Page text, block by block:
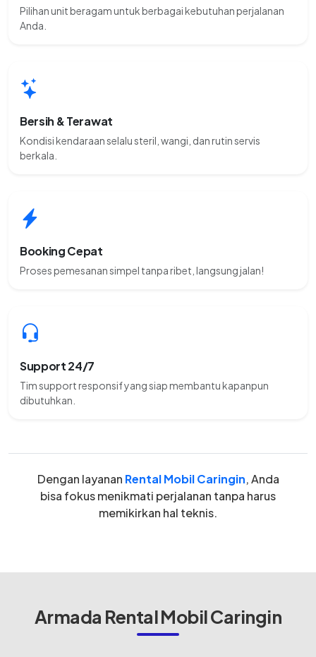
Pilihan unit beragam untuk berbagai kebutuhan perjalanan
Anda.
Bersih & Terawat
Kondisi kendaraan selalu steril, wangi, dan rutin servis
berkala.
Booking Cepat
Proses pemesanan simpel tanpa ribet, langsung jalan!
Support 24/7
Tim support responsif yang siap membantu kapanpun
dibutuhkan.
Dengan layanan Rental Mobil Caringin, Anda
bisa fokus menikmati perjalanan tanpa harus
memikirkan hal teknis.
Armada Rental Mobil Caringin